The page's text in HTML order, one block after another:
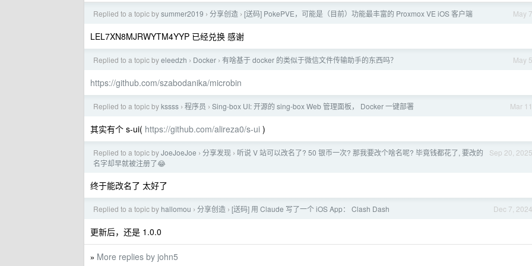
May 7
Replied to a topic bysummer2019 › 分享创造 › [送码] PokePVE，可能是（目前）功能最丰富的 Proxmox VE iOS 客户端
LEL7XN8MJRWYTM4YYP 已经兑换 感谢
May 5
Replied to a topic byeleedzh › Docker › 有啥基于 docker 的类似于微信文件传输助手的东西吗？
https://github.com/szabodanika/microbin
Mar 11
Replied to a topic bykssss › 程序员 › Sing-box UI: 开源的 sing-box Web 管理面板， Docker 一键部署
其实有个 s-ui( https://github.com/alireza0/s-ui )
Sep 20, 2025
Replied to a topic byJoeJoeJoe › 分享发现 › 听说 V 站可以改名了? 50 银币一次? 那我要改个啥名呢? 毕竟钱都花了, 要改的
名字却早就被注册了😂
终于能改名了 太好了
Dec 7, 2024
Replied to a topic by hallomou › 分享创造 › [送码] 用 Claude 写了一个 iOS App： Clash Dash
更新后，还是 1.0.0
» More replies by john5